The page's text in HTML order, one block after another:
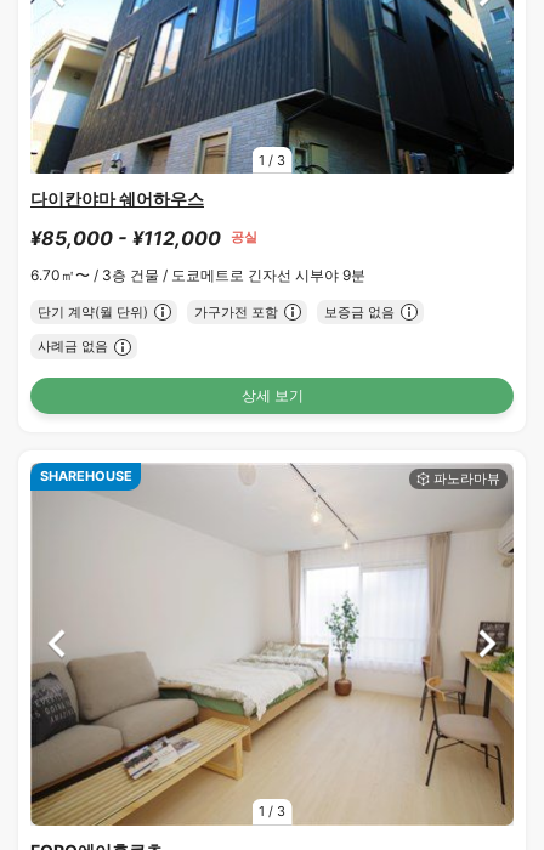
1 / 3
다이칸야마 쉐어하우스
¥85,000 - ¥112,000 공실
6.70㎡〜 / 3층 건물 / 도쿄메트로 긴자선 시부야 9분
단기 계약(월 단위) 가구가전 포함 보증금 없음
사례금 없음
상세 보기
1 / 3
SHAREHOUSE